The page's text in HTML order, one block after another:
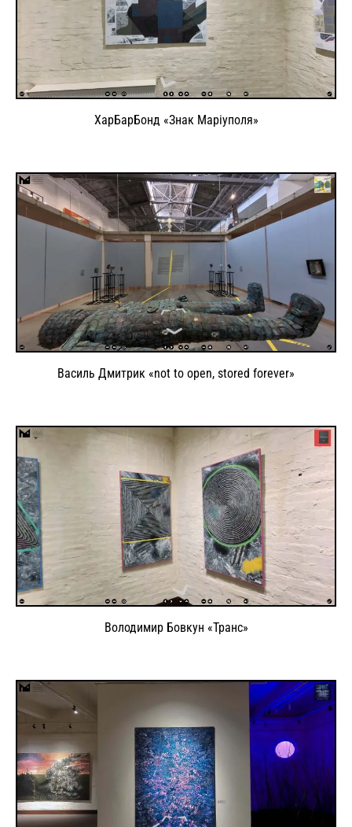
ХарБарБонд «Знак Маріуполя»
Василь Дмитрик «not to open, stored forever»
Володимир Бовкун «Транс»